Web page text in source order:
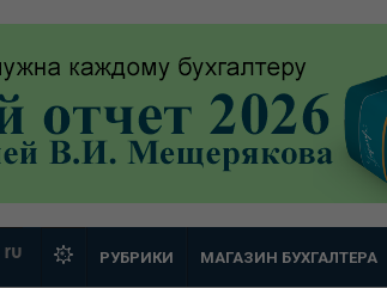
ru РУБРИКИ МАГАЗИН БУХГАЛТЕРА